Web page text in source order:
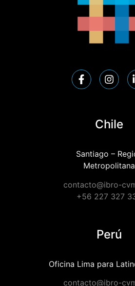
Chile
Santiago –
Metropolitana
contacto@ibro-
+56 227 327
Perú
Oficina Lima para
contacto@ibro-